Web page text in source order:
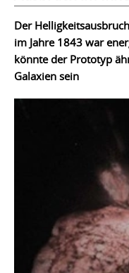
Der
im Jahre 1843 war
könnte der Prototyp
Galaxien sein